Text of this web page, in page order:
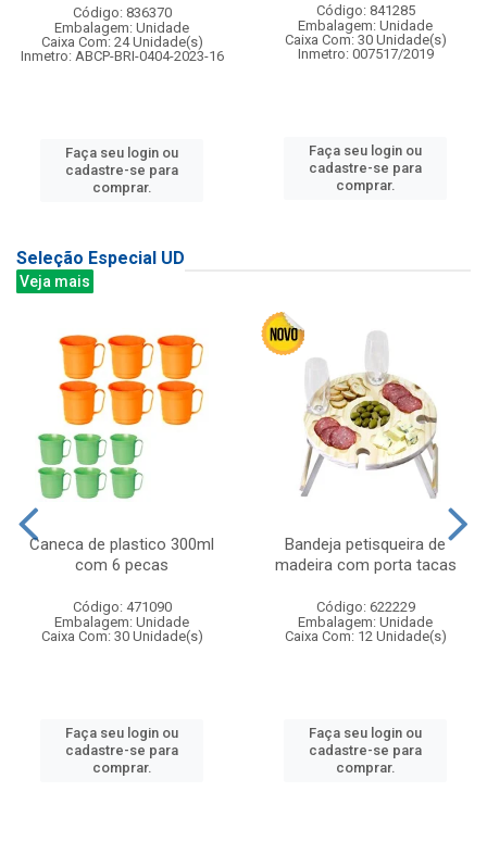
Código: 836370
Embalagem: Unidade
Caixa Com: 24 Unidade(s)
Inmetro: ABCP-BRI-0404-2023-16
Faça seu login ou
cadastre-se para
comprar.
Código: 841285
Embalagem: Unidade
Caixa Com: 30 Unidade(s)
Inmetro: 007517/2019
Faça seu login ou
cadastre-se para
comprar.
Seleção Especial UD
Veja mais
Caneca de plastico 300ml
com 6 pecas
Código: 471090
Embalagem: Unidade
Caixa Com: 30 Unidade(s)
Faça seu login ou
cadastre-se para
comprar.
Bandeja petisqueira de
madeira com porta tacas
Código: 622229
Embalagem: Unidade
Caixa Com: 12 Unidade(s)
Faça seu login ou
cadastre-se para
comprar.